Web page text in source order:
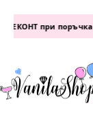
при поръчка